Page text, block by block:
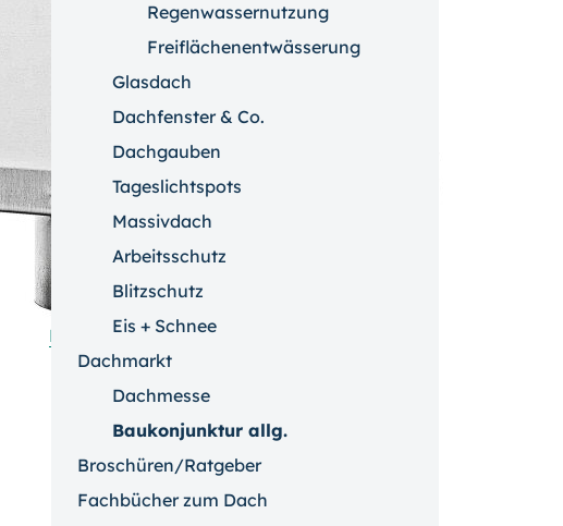
Rückseite vergrößern
Regenwassernutzung
Freiflächenentwässerung
Glasdach
Dachfenster & Co.
Dachgauben
Tageslichtspots
Massivdach
Arbeitsschutz
Blitzschutz
Eis + Schnee
Dachmarkt
Dachmesse
Baukonjunktur allg.
Broschüren/Ratgeber
Fachbücher zum Dach